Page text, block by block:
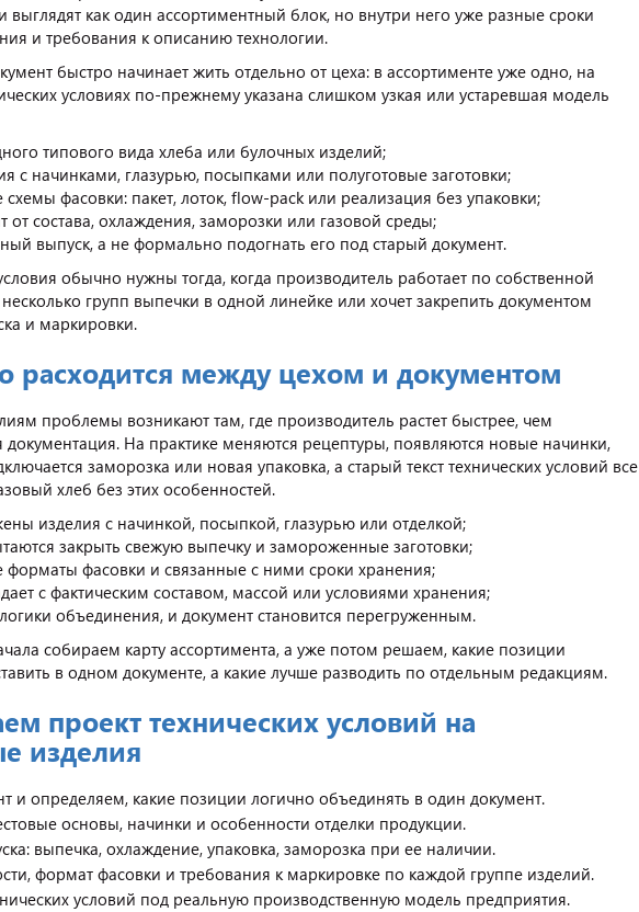
как один ассортиментный блок, но внутри него уже разные сроки
и требования к описанию технологии.
быстро начинает жить отдельно от цеха: в ассортименте уже одно, на
условиях по-прежнему указана слишком узкая или устаревшая модель
типового вида хлеба или булочных изделий;
с начинками, глазурью, посыпками или полуготовые заготовки;
фасовки: пакет, лоток, flow-pack или реализация без упаковки;
от состава, охлаждения, заморозки или газовой среды;
выпуск, а не формально подогнать его под старый документ.
обычно нужны тогда, когда производитель работает по собственной
групп выпечки в одной линейке или хочет закрепить документом
и маркировки.
расходится между цехом и документом
проблемы возникают там, где производитель растет быстрее, чем
документация. На практике меняются рецептуры, появляются новые начинки,
заморозка или новая упаковка, а старый текст технических условий все
хлеб без этих особенностей.
изделия с начинкой, посыпкой, глазурью или отделкой;
закрыть свежую выпечку и замороженные заготовки;
форматы фасовки и связанные с ними сроки хранения;
с фактическим составом, массой или условиями хранения;
объединения, и документ становится перегруженным.
собираем карту ассортимента, а уже потом решаем, какие позиции
в одном документе, а какие лучше разводить по отдельным редакциям.
проект технических условий на
изделия
и определяем, какие позиции логично объединять в один документ.
основы, начинки и особенности отделки продукции.
выпечка, охлаждение, упаковка, заморозка при ее наличии.
формат фасовки и требования к маркировке по каждой группе изделий.
условий под реальную производственную модель предприятия.
кафе "Весна".